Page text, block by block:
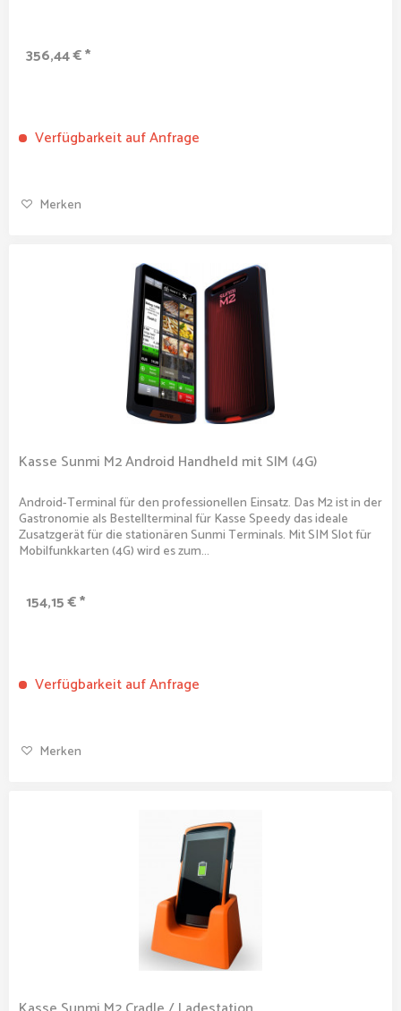
356,44 € *
Verfügbarkeit auf Anfrage
Merken
Kasse Sunmi M2 Android Handheld mit SIM (4G)
Android-Terminal für den professionellen Einsatz. Das M2 ist in der
Gastronomie als Bestellterminal für Kasse Speedy das ideale
Zusatzgerät für die stationären Sunmi Terminals. Mit SIM Slot für
Mobilfunkkarten (4G) wird es zum...
154,15 € *
Verfügbarkeit auf Anfrage
Merken